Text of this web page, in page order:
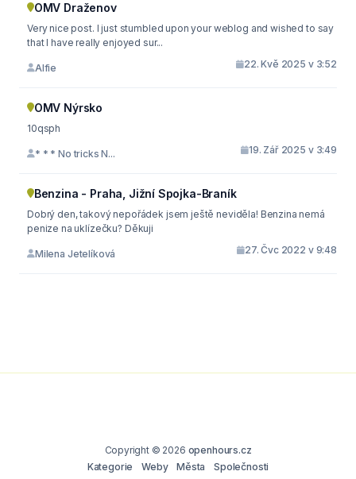
OMV Draženov
Very nice post. I just stumbled upon your weblog and wished to say
that I have really enjoyed sur...
Alfie 22. Kvě 2025 v 3:52
OMV Nýrsko
10qsph
* * * No tricks N... 19. Zář 2025 v 3:49
Benzina - Praha, Jižní Spojka-Braník
Dobrý den, takový nepořádek jsem ještě neviděla! Benzina nemá
penize na uklízečku? Děkuji
Milena Jetelíková 27. Čvc 2022 v 9:48
Copyright © 2026 openhours.cz
Kategorie
Weby Města
Společnosti